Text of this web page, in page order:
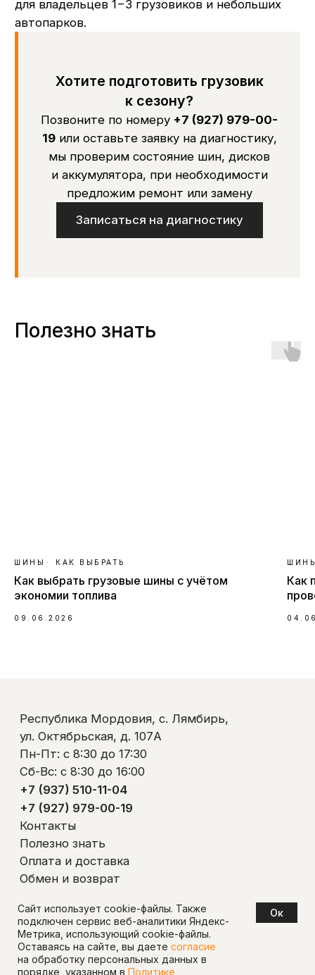
ШИНЫ КАК ВЫБРАТЬ
Как выбрать грузовые шины с учётом
экономии топлива
09.06.2026
Как
Сайт использует cookie-файлы. Также
подключен сервис веб-аналитики Яндекс-
Метрика, использующий cookie-файлы.
Оставаясь на сайте, вы даете согласие
на обработку персональных данных в
порядке, указанном в Политике
Oк